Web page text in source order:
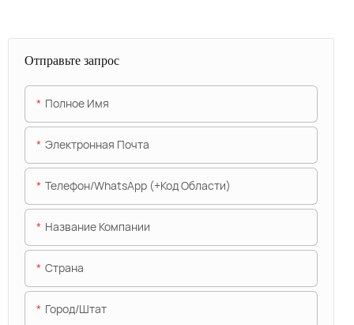
Отправьте запрос
Полное Имя
Электронная Почта
Телефон/WhatsApp (+код Области)
Название Компании
Страна
Город/штат